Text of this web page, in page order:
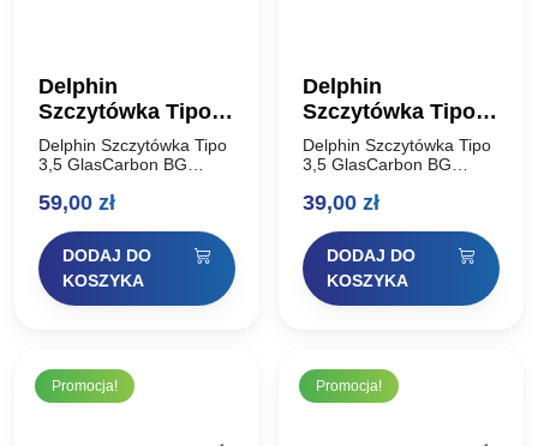
Delphin
Szczytówka Tipo
3,5 GlasCarbon BG
Heavy
Delphin Szczytówka Tipo
3,5 GlasCarbon BG
feederowa – 1szt Kod
59,00 zł
DODAJ DO
KOSZYKA
Delphin
Szczytówka Tipo
3,5 GlasCarbon BG
Medium
Delphin Szczytówka Tipo
3,5 GlasCarbon BG
feederowa – 1szt Kod
39,00 zł
DODAJ DO
KOSZYKA
Promocja! Promocja!